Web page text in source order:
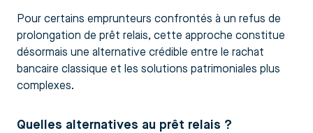
Pour certains emprunteurs confrontés à un refus de
prolongation de prêt relais, cette approche constitue
désormais une alternative crédible entre le rachat
bancaire classique et les solutions patrimoniales plus
complexes.
Quelles alternatives au prêt relais ?